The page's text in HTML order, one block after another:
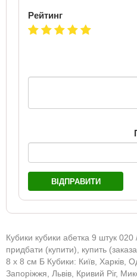
Рейтинг
ВІДПРАВИТИ
Кубики кубики абетка 9 штук
придбати (купити), купить
8 х 8 см Б Кубики: Київ, Харків,
Запоріжжя, Львів, Кривий Ріг,